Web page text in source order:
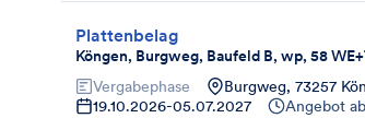
Plattenbelag
Köngen, Burgweg, Baufeld B, wp, 58
Vergabephase Burgweg, 73257
19.10.2026-05.07.2027 Angebot